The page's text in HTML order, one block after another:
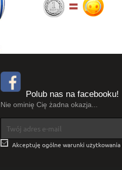
Polub nas na facebooku!
Nie ominię Cię żadna okazja...
 Akceptuję ogólne warunki